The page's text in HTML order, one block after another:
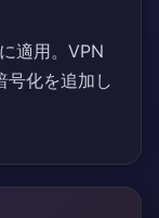
適用。VPN
号化を追加し